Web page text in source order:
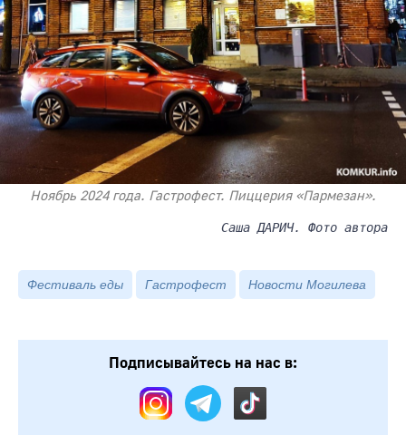
Ноябрь 2024 года. Гастрофест. Пиццерия «Пармезан».
Саша ДАРИЧ. Фото автора
Фестиваль еды Гастрофест Новости Могилева
Подписывайтесь на нас в: